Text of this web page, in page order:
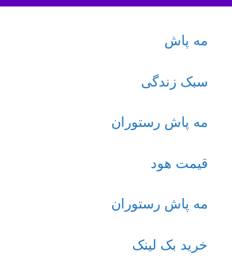
مه پاش
سبک زندگی
مه پاش رستوران
قیمت هود
مه پاش رستوران
خرید بک لینک